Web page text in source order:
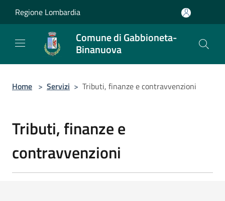
Regione Lombardia
Comune di Gabbioneta-
Binanuova
Home > Servizi > Tributi, finanze e contravvenzioni
Tributi, finanze e
contravvenzioni